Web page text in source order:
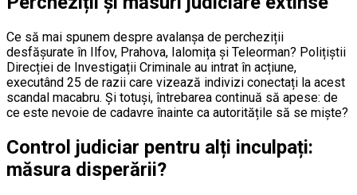
Ce să mai spunem despre avalanșa de percheziții
desfășurate în Ilfov, Prahova, Ialomița și Teleorman? Polițiștii
Direcției de Investigații Criminale au intrat în acțiune,
executând 25 de razii care vizează indivizi conectați la acest
scandal macabru. Și totuși, întrebarea continuă să apese: de
ce este nevoie de cadavre înainte ca autoritățile să se miște?
Control judiciar pentru alți inculpați:
măsura disperării?